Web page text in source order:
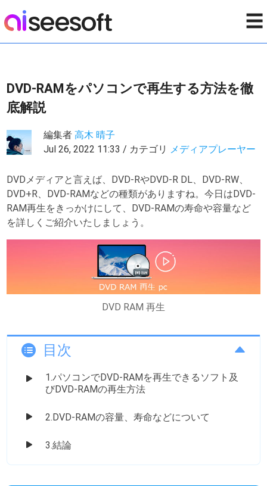
☰
DVD-RAMをパソコンで再生する方法を徹
底解説
編集者高木 晴子
Jul 26, 2022 11:33 / カテゴリ メディアプレーヤー
DVDメディアと言えば、DVD-RやDVD-R DL、DVD-RW、
DVD+R、DVD-RAMなどの種類がありますね。今日はDVD-
RAM再生をきっかけにして、DVD-RAMの寿命や容量など
を詳しくご紹介いたしましょう。
DVD RAM 再生
目次
1.パソコンでDVD-RAMを再生できるソフト及
びDVD-RAMの再生方法
2.DVD-RAMの容量、寿命などについて
3.結論